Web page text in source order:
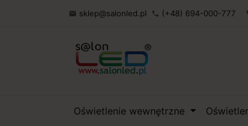
 sklep@salonled.pl phone (+48) 694-000-777
Oświetlenie wewnętrzne